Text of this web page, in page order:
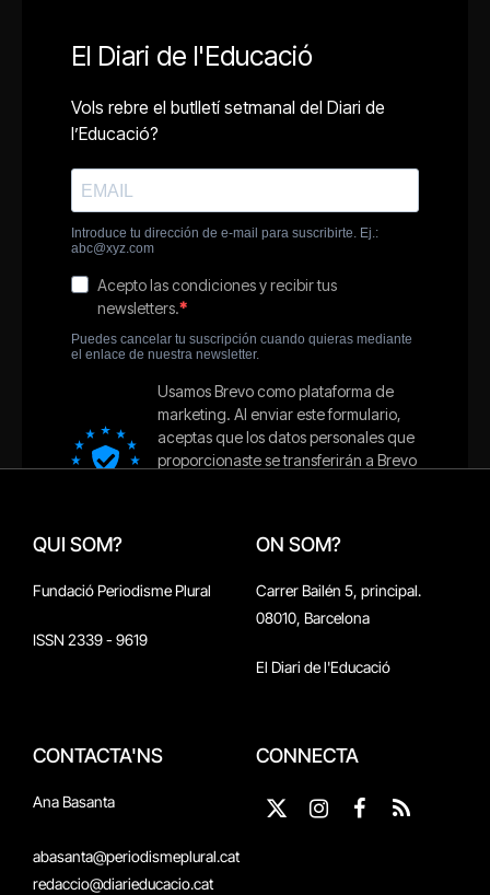
QUI SOM?
Fundació Periodisme Plural
ISSN 2339 - 9619
ON SOM?
Carrer Bailén 5, principal.
08010, Barcelona
El Diari de l'Educació
CONTACTA'NS
Ana Basanta
abasanta@periodismeplural.cat
redaccio@diarieducacio.cat
CONNECTA
X
Instagram
Facebook
RSS